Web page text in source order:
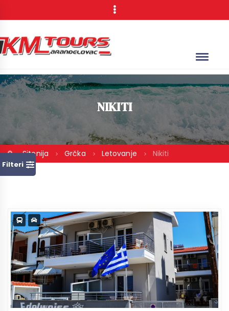
NIKITI
Sitonija Grčka Letovanje Nikiti
Filteri